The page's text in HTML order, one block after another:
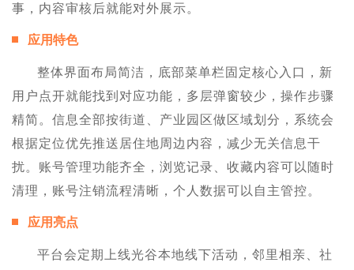
事，内容审核后就能对外展示。
应用特色
整体界面布局简洁，底部菜单栏固定核心入口，新
用户点开就能找到对应功能，多层弹窗较少，操作步骤
精简。信息全部按街道、产业园区做区域划分，系统会
根据定位优先推送居住地周边内容，减少无关信息干
扰。账号管理功能齐全，浏览记录、收藏内容可以随时
清理，账号注销流程清晰，个人数据可以自主管控。
应用亮点
平台会定期上线光谷本地线下活动，邻里相亲、社